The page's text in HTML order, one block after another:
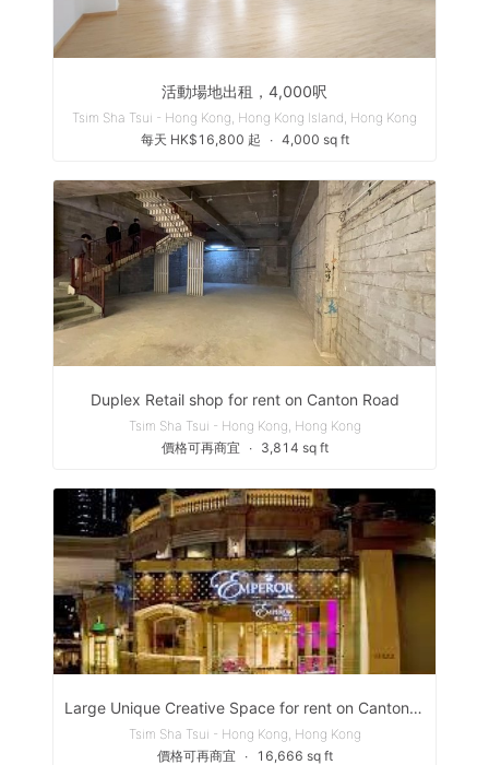
活動場地出租，4,000呎
Tsim Sha Tsui - Hong Kong, Hong Kong Island, Hong Kong
每天 HK$16,800 起
∙ 4,000 sq ft
Duplex Retail shop for rent on Canton Road
Tsim Sha Tsui - Hong Kong, Hong Kong
價格可再商宜
∙ 3,814 sq ft
Large Unique Creative Space for rent on Canton Road
Tsim Sha Tsui - Hong Kong, Hong Kong
價格可再商宜
∙ 16,666 sq ft